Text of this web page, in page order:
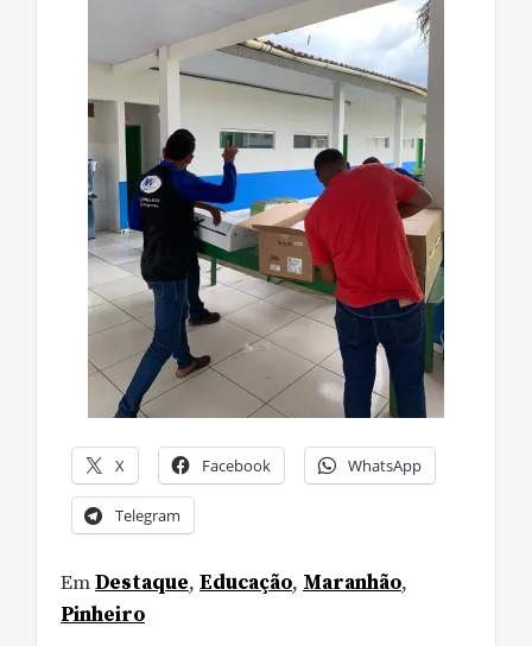
X Facebook WhatsApp
Telegram
EmDestaque, Educação, Maranhão,
Pinheiro